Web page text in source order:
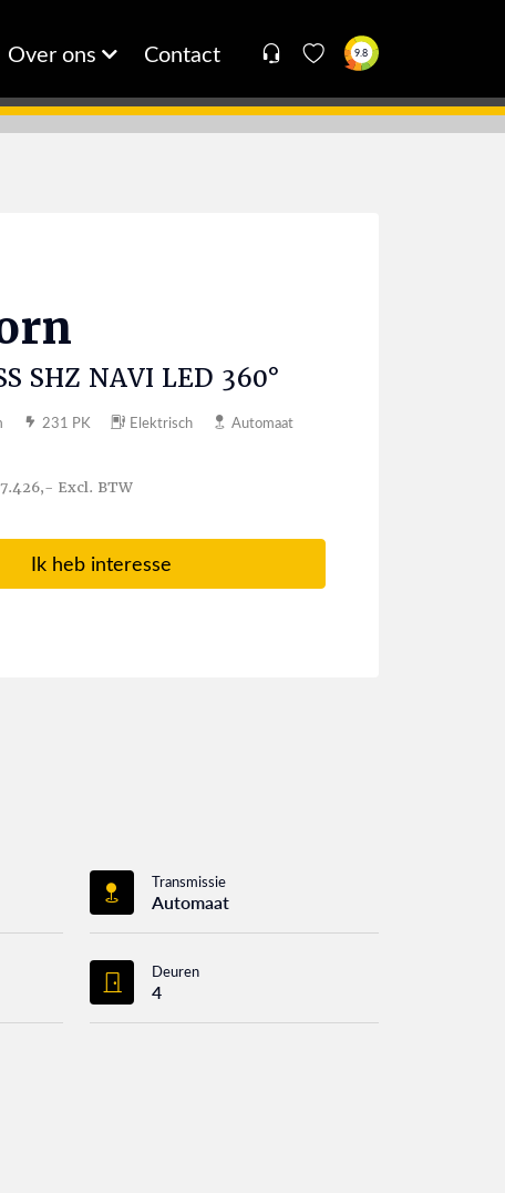
Over ons Contact 9.8
SHZ NAVI LED 360°
231 PK Elektrisch Automaat
Excl. BTW
Ik heb interesse
Transmissie
Automaat
Deuren
4